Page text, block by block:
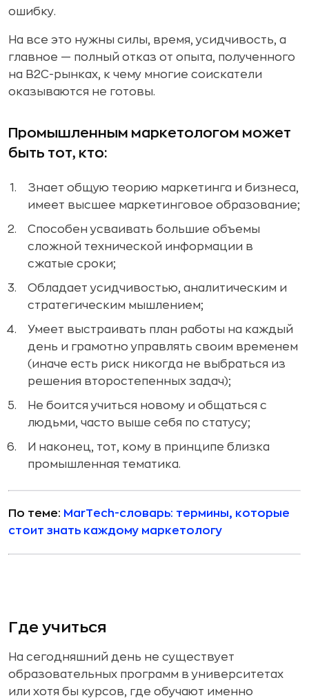
ошибку.
На все это нужны силы, время, усидчивость, а
главное — полный отказ от опыта, полученного
на B2C-рынках, к чему многие соискатели
оказываются не готовы.
Промышленным маркетологом может
быть тот, кто:
Знает общую теорию маркетинга и бизнеса,
имеет высшее маркетинговое образование;
Способен усваивать большие объемы
сложной технической информации в
сжатые сроки;
Обладает усидчивостью, аналитическим и
стратегическим мышлением;
Умеет выстраивать план работы на каждый
день и грамотно управлять своим временем
(иначе есть риск никогда не выбраться из
решения второстепенных задач);
Не боится учиться новому и общаться с
людьми, часто выше себя по статусу;
И наконец, тот, кому в принципе близка
промышленная тематика.
По теме: MarTech-словарь: термины, которые
стоит знать каждому маркетологу
Где учиться
На сегодняшний день не существует
образовательных программ в университетах
или хотя бы курсов, где обучают именно